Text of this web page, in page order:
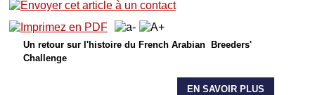
Un retour sur l'histoire du French Arabian Breeders'
Challenge
EN SAVOIR PLUS